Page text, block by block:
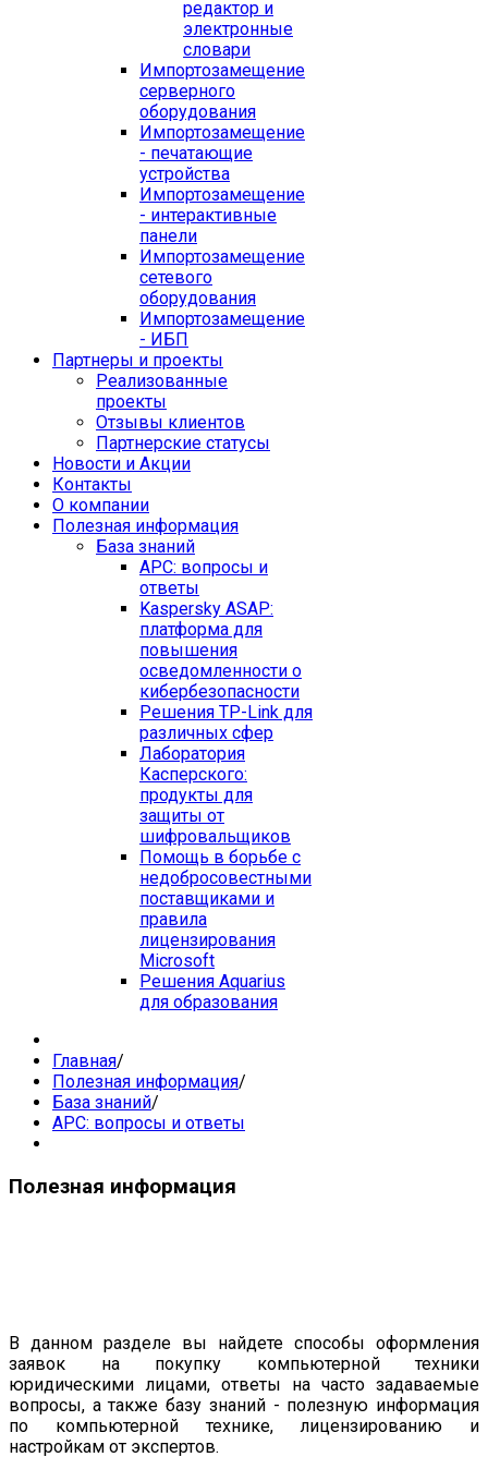
редактор и
электронные
словари
Импортозамещение
серверного
оборудования
Импортозамещение
- печатающие
устройства
Импортозамещение
- интерактивные
панели
Импортозамещение
сетевого
оборудования
Импортозамещение
- ИБП
Партнеры и проекты
Реализованные
проекты
Отзывы клиентов
Партнерские статусы
Новости и Акции
Контакты
O компании
Полезная информация
База знаний
APC: вопросы и
ответы
Kaspersky ASAP:
платформа для
повышения
осведомленности о
кибербезопасности
Решения TP-Link для
различных сфер
Лаборатория
Касперского:
продукты для
защиты от
шифровальщиков
Помощь в борьбе с
недобросовестными
поставщиками и
правила
лицензирования
Microsoft
Решения Aquarius
для образования
Главная/
Полезная информация/
База знаний/
APC: вопросы и ответы
Полезная информация
В данном разделе вы найдете способы оформления
заявок на покупку компьютерной техники
юридическими лицами, ответы на часто задаваемые
вопросы, а также базу знаний - полезную информация
по компьютерной технике, лицензированию и
настройкам от экспертов.